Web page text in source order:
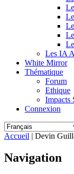
Les IA
White Mirror
Thématique
Forum
Ethique
Impacts
Connexion
Accueil | Devin
Navigation